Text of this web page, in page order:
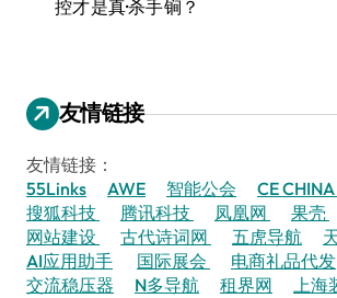
控才是真·杀手锏？
友情链接
友情链接：
55Links
AWE 智能公会 CE CHINA
搜狐科技
腾讯科技 凤凰网 果壳
网站建设
古代诗词网 五虎导航
AI应用助手
国际展会
电商礼品代发
交流稳压器
N多导航 租界网 上海